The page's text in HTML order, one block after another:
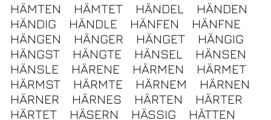
HÄMTEN
HÄMTET HÄNDEL
HÄNDEN
HÄNDIG
HÄNDLE HÄNFEN
HÄNFNE
HÄNGEN
HÄNGER HÄNGET
HÄNGIG
HÄNGST
HÄNGTE HÄNSEL
HÄNSEN
HÄNSLE
HÄRENE HÄRMEN
HÄRMET
HÄRMST
HÄRMTE HÄRNEM
HÄRNEN
HÄRNER
HÄRNES HÄRTEN
HÄRTER
HÄRTET
HÄSERN HÄSSIG
HÄTTEN